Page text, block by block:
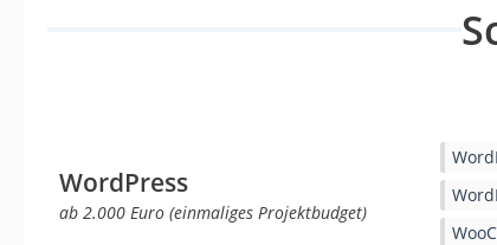
WordPress
ab 2.000 Euro (einmaliges Projektbudget)